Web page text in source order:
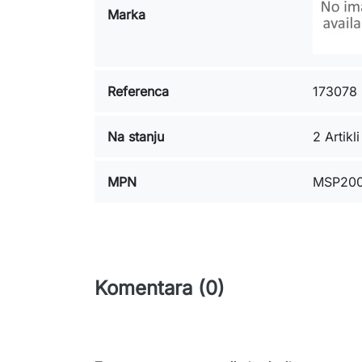
Marka
Referenca 173078
Na stanju 2 Artikli
MPN
Komentara (0)